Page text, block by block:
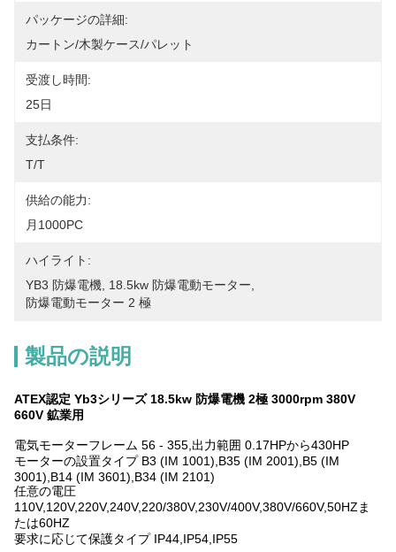
パッケージの詳細:
カートン/木製ケース/パレット
受渡し時間:
25日
支払条件:
T/T
供給の能力:
月1000PC
ハイライト:
YB3 防爆電機
18.5kw 防爆電動モーター
防爆電動モーター 2 極
製品の説明
ATEX認定 Yb3シリーズ 18.5kw 防爆電機 2極 3000rpm 380V
660V 鉱業用
電気モーターフレーム 56 - 355,出力範囲 0.17HPから430HP
モーターの設置タイプ B3 (IM 1001),B35 (IM 2001),B5 (IM
3001),B14 (IM 3601),B34 (IM 2101)
任意の電圧
110V,120V,220V,240V,220/380V,230V/400V,380V/660V,50HZま
たは60HZ
要求に応じて保護タイプ IP44,IP54,IP55